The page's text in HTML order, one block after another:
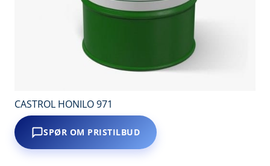
CASTROL HONILO 971
SPØR OM PRISTILBUD